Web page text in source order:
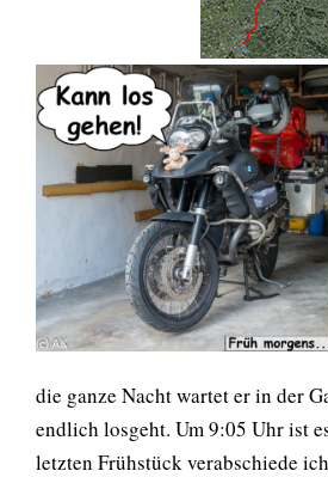
die ganze Nacht wartet er in der
endlich losgeht. Um 9:05 Uhr ist
letzten Frühstück verabschiede